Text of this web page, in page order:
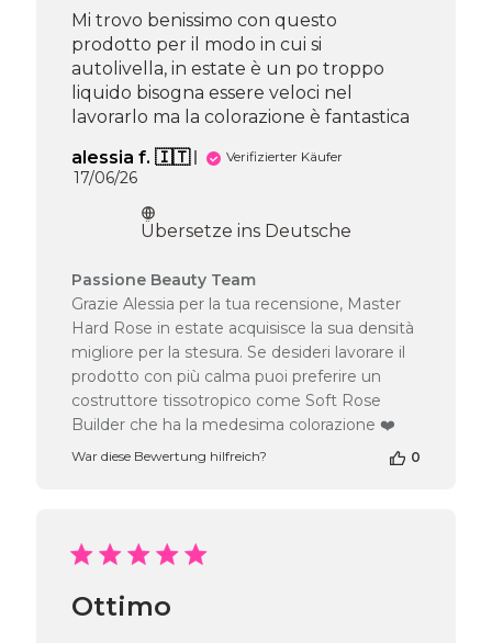
Mi trovo benissimo con questo
prodotto per il modo in cui si
autolivella, in estate è un po troppo
liquido bisogna essere veloci nel
lavorarlo ma la colorazione è fantastica
alessia f. 🇮🇹
Verifizierter Käufer
Veröffentlichungsdatum
17/06/26
Übersetze ins Deutsche
Kommentare
des
Shop-
Inhabers
zur
Bewertung
von
Passione
Team
Passione Beauty Team
Grazie Alessia per la tua recensione, Master
Hard Rose in estate acquisisce la sua densità
migliore per la stesura. Se desideri lavorare il
prodotto con più calma puoi preferire un
costruttore tissotropico come Soft Rose
Builder che ha la medesima colorazione ❤️
War diese Bewertung hilfreich? 0
Ottimo